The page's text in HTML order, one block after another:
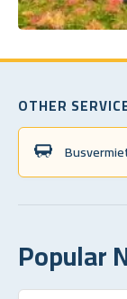
OTHER
Popular